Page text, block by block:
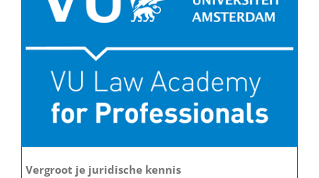
Vergroot je juridische kennis